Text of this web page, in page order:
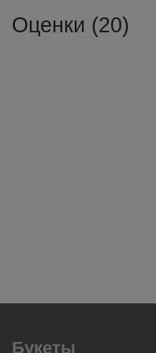
Оценки (20)
Букеты